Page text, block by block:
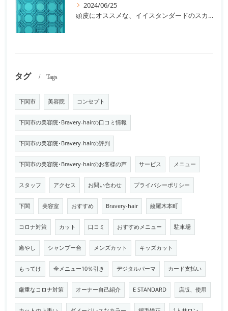
2024/06/25
頭皮にオススメな、イイスタンダードのスカルプ系シャンプー＆トリートメントです！
タグ Tags
下関市 美容院 コンセプト
下関市の美容院･Bravery-hairの口コミ情報
下関市の美容院･Bravery-hairの評判
下関市の美容院･Bravery-hairのお客様の声 サービス メニュー
スタッフ アクセス お問い合わせ プライバシーポリシー
下関 美容室 おすすめ Bravery-hair 綾羅木本町
コロナ対策 カット 口コミ おすすめメニュー 駐車場
癒やし シャンプー台 メンズカット キッズカット
もってけ 全メニュー10％引き デジタルパーマ カード支払い
厳重なコロナ対策 オーナー自己紹介 E STANDARD 店版、使用